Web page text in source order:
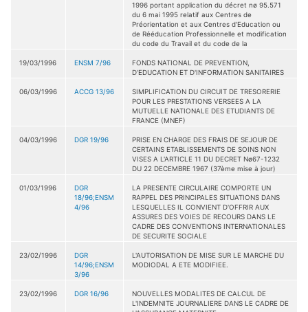
1996 portant application du décret nø 95.571
du 6 mai 1995 relatif aux Centres de
Préorientation et aux Centres d'Education ou
de Rééducation Professionnelle et modification
du code du Travail et du code de la
19/03/1996 ENSM 7/96
FONDS NATIONAL DE PREVENTION,
D'EDUCATION ET D'INFORMATION SANITAIRES
06/03/1996 ACCG 13/96
SIMPLIFICATION DU CIRCUIT DE TRESORERIE
POUR LES PRESTATIONS VERSEES A LA
MUTUELLE NATIONALE DES ETUDIANTS DE
FRANCE (MNEF)
04/03/1996 DGR 19/96
PRISE EN CHARGE DES FRAIS DE SEJOUR DE
CERTAINS ETABLISSEMENTS DE SOINS NON
VISES A L'ARTICLE 11 DU DECRET Nø67-1232
DU 22 DECEMBRE 1967 (37ème mise à jour)
01/03/1996
DGR
18/96;ENSM
4/96
LA PRESENTE CIRCULAIRE COMPORTE UN
RAPPEL DES PRINCIPALES SITUATIONS DANS
LESQUELLES IL CONVIENT D'OFFRIR AUX
ASSURES DES VOIES DE RECOURS DANS LE
CADRE DES CONVENTIONS INTERNATIONALES
DE SECURITE SOCIALE
23/02/1996
DGR
14/96;ENSM
3/96
L'AUTORISATION DE MISE SUR LE MARCHE DU
MODIODAL A ETE MODIFIEE.
23/02/1996 DGR 16/96
NOUVELLES MODALITES DE CALCUL DE
L'INDEMNITE JOURNALIERE DANS LE CADRE DE